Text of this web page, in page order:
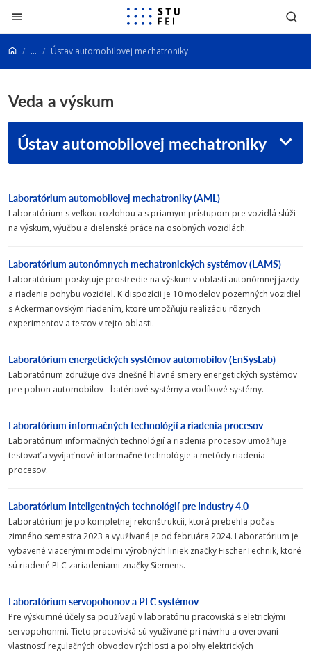
Prejsť na obsah
... Ústav automobilovej mechatroniky
Veda a výskum
Ústav automobilovej mechatroniky
Laboratórium automobilovej mechatroniky (AML)
Laboratórium s veľkou rozlohou a s priamym prístupom pre vozidlá slúži
na výskum, výučbu a dielenské práce na osobných vozidlách.
Laboratórium autonómnych mechatronických systémov (LAMS)
Laboratórium poskytuje prostredie na výskum v oblasti autonómnej jazdy
a riadenia pohybu vozidiel. K dispozícii je 10 modelov pozemných vozidiel
s Ackermanovským riadením, ktoré umožňujú realizáciu rôznych
experimentov a testov v tejto oblasti.
Laboratórium energetických systémov automobilov (EnSysLab)
Laboratórium združuje dva dnešné hlavné smery energetických systémov
pre pohon automobilov - batériové systémy a vodíkové systémy.
Laboratórium informačných technológií a riadenia procesov
Laboratórium informačných technológií a riadenia procesov umožňuje
testovať a vyvíjať nové informačné technológie a metódy riadenia
procesov.
Laboratórium inteligentných technológií pre Industry 4.0
Laboratórium je po kompletnej rekonštrukcii, ktorá prebehla počas
zimného semestra 2023 a využívaná je od februára 2024. Laboratórium je
vybavené viacerými modelmi výrobných liniek značky FischerTechnik, ktoré
sú riadené PLC zariadeniami značky Siemens.
Laboratórium servopohonov a PLC systémov
Pre výskumné účely sa používajú v laboratóriu pracoviská s eletrickými
servopohonmi. Tieto pracoviská sú využívané pri návrhu a overovaní
vlastností regulačných obvodov rýchlosti a polohy elektrických